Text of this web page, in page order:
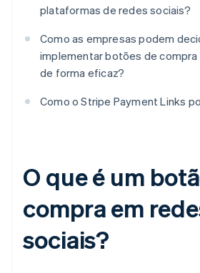
plataformas de redes sociais?
Como as empresas podem
implementar botões de
de forma eficaz?
Como o Stripe Payment Links
O que é um
compra em
sociais?